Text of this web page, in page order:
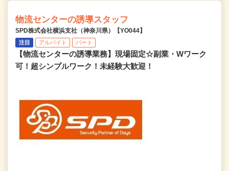
物流センターの誘導スタッフ
SPD株式会社横浜支社（神奈川県）【YO044】
注目 アルバイト パート
【物流センターの誘導業務】現場固定☆副業・Wワーク
可！超シンプルワーク！未経験大歓迎！